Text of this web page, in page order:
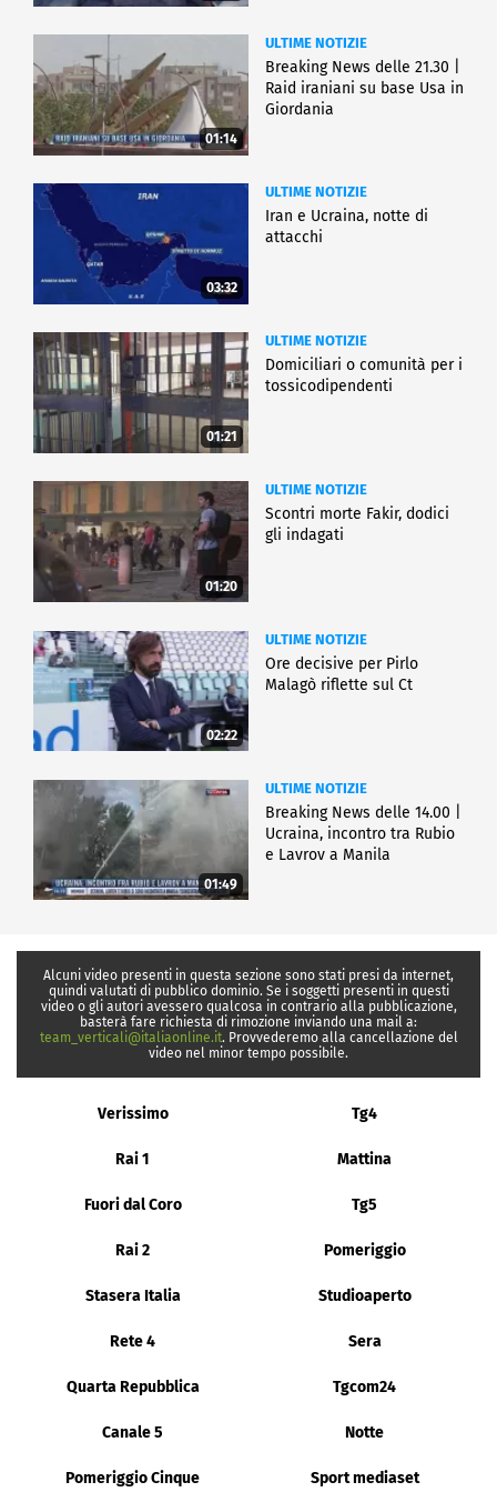
01:14
ULTIME NOTIZIE
Breaking News delle 21.30 |
Raid iraniani su base Usa in
Giordania
03:32
ULTIME NOTIZIE
Iran e Ucraina, notte di
attacchi
01:21
ULTIME NOTIZIE
Domiciliari o comunità per i
tossicodipendenti
01:20
ULTIME NOTIZIE
Scontri morte Fakir, dodici
gli indagati
02:22
ULTIME NOTIZIE
Ore decisive per Pirlo
Malagò riflette sul Ct
01:49
ULTIME NOTIZIE
Breaking News delle 14.00 |
Ucraina, incontro tra Rubio
e Lavrov a Manila
Alcuni video presenti in questa sezione sono stati presi da internet,
quindi valutati di pubblico dominio. Se i soggetti presenti in questi
video o gli autori avessero qualcosa in contrario alla pubblicazione,
basterà fare richiesta di rimozione inviando una mail a:
team_verticali@italiaonline.it. Provvederemo alla cancellazione del
video nel minor tempo possibile.
Verissimo Tg4
Rai 1 Mattina
Fuori dal Coro Tg5
Rai 2 Pomeriggio
Stasera Italia Studioaperto
Rete 4 Sera
Quarta Repubblica Tgcom24
Canale 5 Notte
Pomeriggio Cinque Sport mediaset